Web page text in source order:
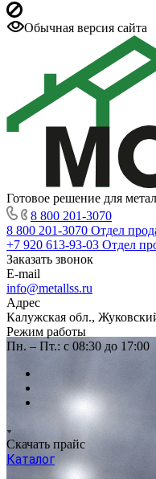
Обычная версия сайта
Готовое решение для
8 800 201-3070
8 800 201-3070 Отдел
+7 920 613-93-03 Отдел
Заказать звонок
E-mail
info@metallss.ru
Адрес
Калужская обл.,
Режим работы
Пн. – Пт.: с 08:30 до 17:00
Скачать прайс
Каталог